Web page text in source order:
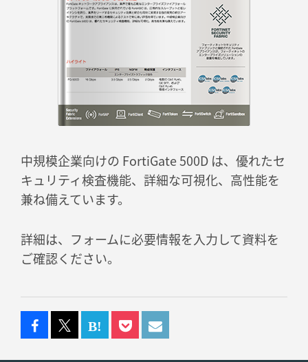
中規模企業向けの FortiGate 500D は、優れたセ
キュリティ検査機能、詳細な可視化、高性能を
兼ね備えています。
詳細は、フォームに必要情報を入力して資料を
ご確認ください。